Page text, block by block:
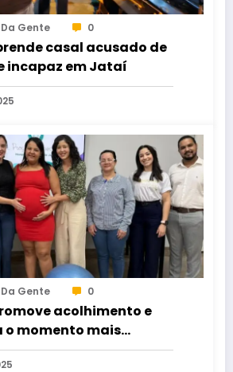
Gente 0
casal acusado de
incapaz em Jataí
Gente 0
acolhimento e
o momento mais
maternidade